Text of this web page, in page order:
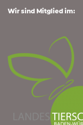
Wir sind Mitglied im: